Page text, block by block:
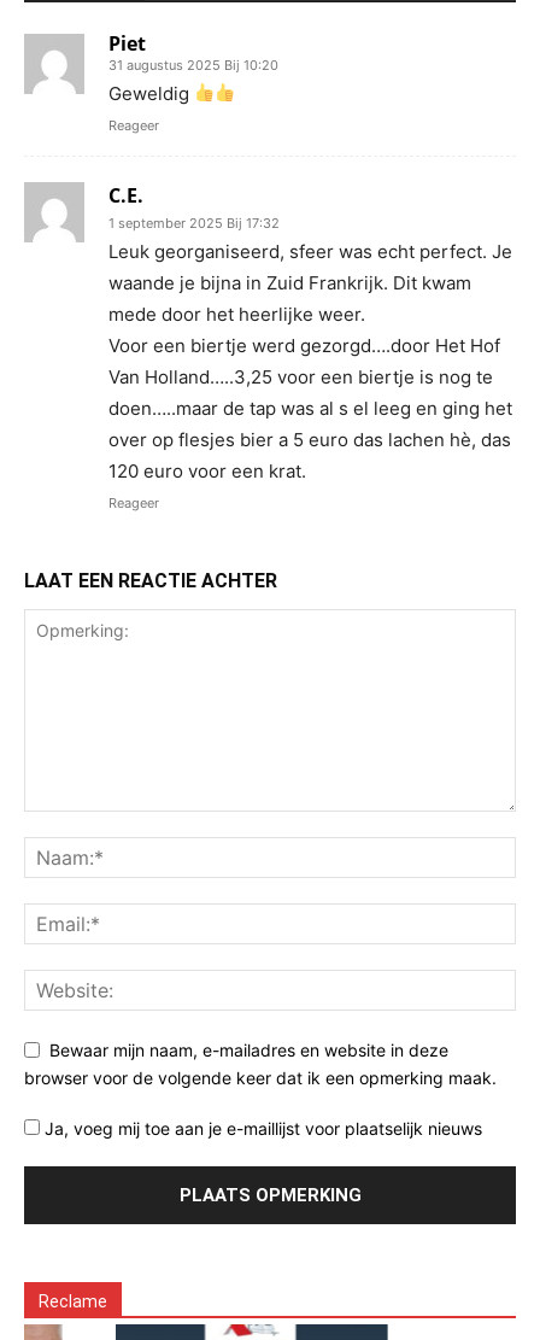
Piet
31 augustus 2025 Bij 10:20
Geweldig
Reageer
C.E.
1 september 2025 Bij 17:32
Leuk georganiseerd, sfeer was echt perfect. Je
waande je bijna in Zuid Frankrijk. Dit kwam
mede door het heerlijke weer.
Voor een biertje werd gezorgd….door Het Hof
Van Holland…..3,25 voor een biertje is nog te
doen…..maar de tap was al s el leeg en ging het
over op flesjes bier a 5 euro das lachen hè, das
120 euro voor een krat.
Reageer
LAAT EEN REACTIE ACHTER
Bewaar mijn naam, e-mailadres en website in deze
browser voor de volgende keer dat ik een opmerking maak.
Ja, voeg mij toe aan je e-maillijst voor plaatselijk nieuws
Reclame